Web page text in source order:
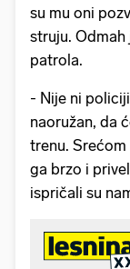
su mu oni
struju.
patrola.
- Nije ni
naoružan, da
trenu. Srećom
ga brzo i
ispričali su